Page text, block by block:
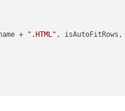
+
".HTML" ,